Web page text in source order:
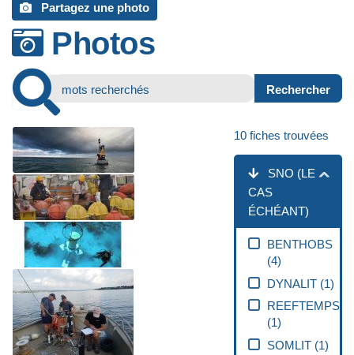
Partagez une photo
Photos
10 fiches trouvées
CAS
ÉCHÉANT)
BENTHOBS
(4)
DYNALIT (1)
REEFTEMPS
(1)
SOMLIT (1)